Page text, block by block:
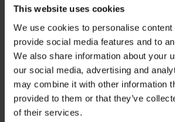
This website uses cookies
We use cookies to personalise content
provide social media features and to
We also share information about your
our social media, advertising and
may combine it with other information
provided to them or that they’ve
of their services.
Klassieke slip Bamboo
Nature met hoge taille
19,99 €actie 3+1 GRATIS
Nature
19,99 €